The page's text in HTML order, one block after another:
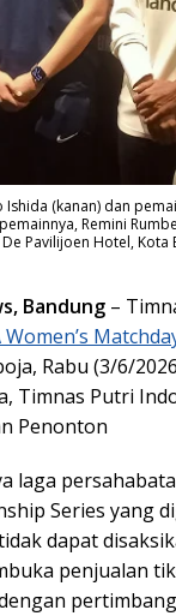
(kanan) dan
Remini
Pavilijoen Hotel, Kota
Bandung –
Women’s
Rabu (3/6/
Timnas Putri
Penonton
laga
Series yang
dapat
penjualan